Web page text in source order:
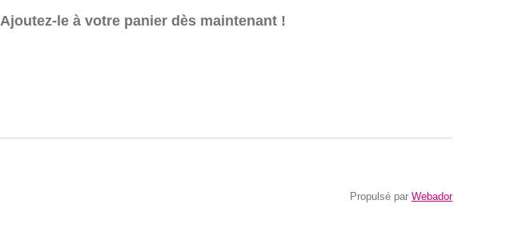
Ajoutez-le à votre panier dès maintenant !
Propulsé par Webador